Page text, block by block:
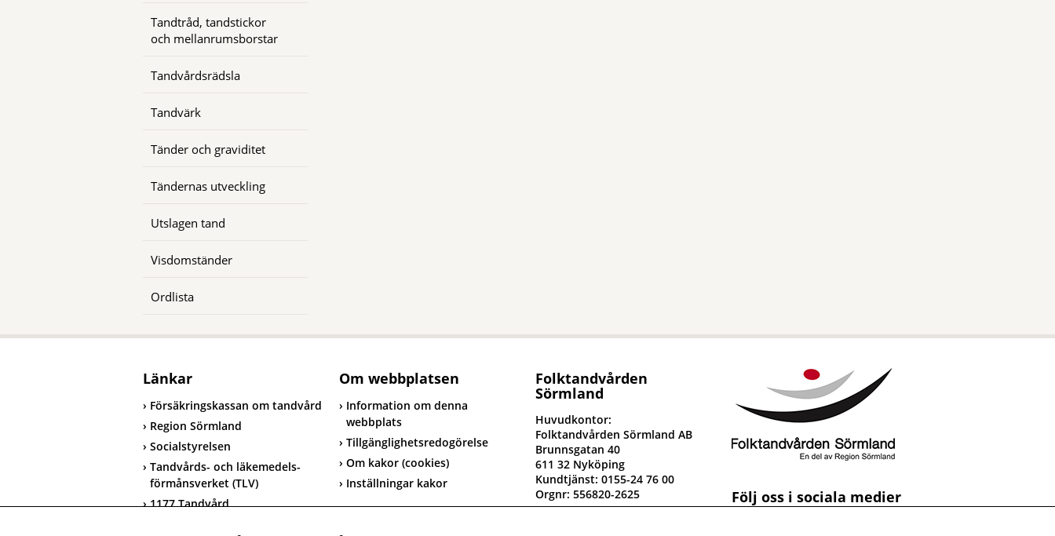
Tandtråd, tandstickor
och mellanrumsborstar
Tandvårdsrädsla
Tandvärk
Tänder och graviditet
Tändernas utveckling
Utslagen tand
Visdomständer
Ordlista
Länkar
Försäkringskassan om tandvård
Region Sörmland
Socialstyrelsen
Tandvårds- och läkemedels-
förmånsverket (TLV)
1177 Tandvård
Om webbplatsen
Information om denna
webbplats
Tillgänglighetsredogörelse
Om kakor (cookies)
Inställningar kakor
Folktandvården
Sörmland
Huvudkontor:
Folktandvården Sörmland AB
Brunnsgatan 40
611 32 Nyköping
Kundtjänst: 0155-24 76 00
Orgnr: 556820-2625
Följ oss i sociala medier